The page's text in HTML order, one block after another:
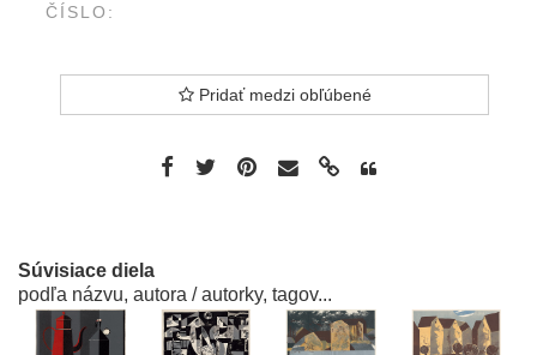
ČÍSLO:
Pridať medzi obľúbené
Súvisiace diela
podľa názvu, autora / autorky, tagov...